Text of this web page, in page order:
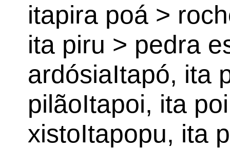
itapira poá >
ita piru > pedra
ardósiaItapó, ita
pilãoItapoi, ita
xistoItapopu, ita